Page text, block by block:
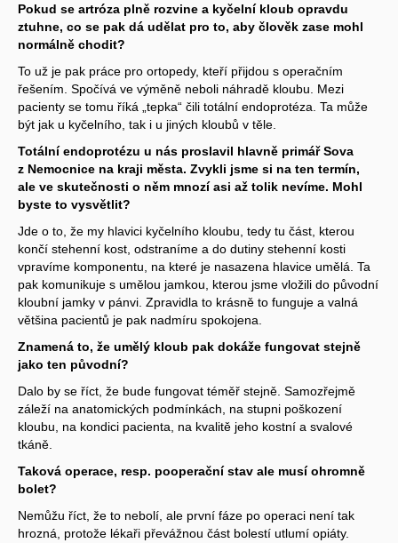
Pokud se artróza plně rozvine a kyčelní kloub opravdu
ztuhne, co se pak dá udělat pro to, aby člověk zase mohl
normálně chodit?
To už je pak práce pro ortopedy, kteří přijdou s operačním
řešením. Spočívá ve výměně neboli náhradě kloubu. Mezi
pacienty se tomu říká „tepka“ čili totální endoprotéza. Ta může
být jak u kyčelního, tak i u jiných kloubů v těle.
Totální endoprotézu u nás proslavil hlavně primář Sova
z Nemocnice na kraji města. Zvykli jsme si na ten termín,
ale ve skutečnosti o něm mnozí asi až tolik nevíme. Mohl
byste to vysvětlit?
Jde o to, že my hlavici kyčelního kloubu, tedy tu část, kterou
končí stehenní kost, odstraníme a do dutiny stehenní kosti
vpravíme komponentu, na které je nasazena hlavice umělá. Ta
pak komunikuje s umělou jamkou, kterou jsme vložili do původní
kloubní jamky v pánvi. Zpravidla to krásně to funguje a valná
většina pacientů je pak nadmíru spokojena.
Znamená to, že umělý kloub pak dokáže fungovat stejně
jako ten původní?
Dalo by se říct, že bude fungovat téměř stejně. Samozřejmě
záleží na anatomických podmínkách, na stupni poškození
kloubu, na kondici pacienta, na kvalitě jeho kostní a svalové
tkáně.
Taková operace, resp. pooperační stav ale musí ohromně
bolet?
Nemůžu říct, že to nebolí, ale první fáze po operaci není tak
hrozná, protože lékaři převážnou část bolestí utlumí opiáty.